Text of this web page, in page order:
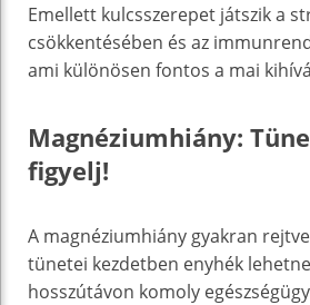
Emellett kulcsszerepet játszik a
csökkentésében és az
ami különösen fontos a mai
Magnéziumhiány:
figyelj!
A magnéziumhiány gyakran
tünetei kezdetben enyhék
hosszútávon komoly